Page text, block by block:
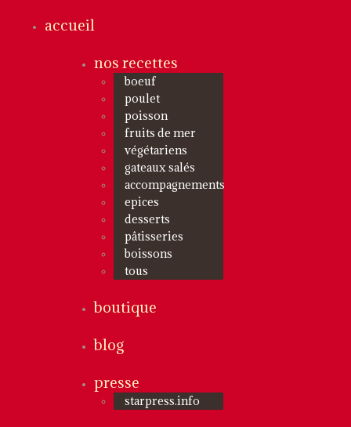
accueil
nos recettes
boeuf
poulet
poisson
fruits de mer
végétariens
gateaux salés
accompagnements
epices
desserts
pâtisseries
boissons
tous
boutique
blog
presse
starpress.info